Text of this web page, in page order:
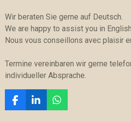
Wir beraten Sie gerne auf Deutsch.
We are happy to assist you in
Nous vous conseillons avec plaisir
Termine vereinbaren wir gerne
individueller Absprache.
F
a
L
i
W
h